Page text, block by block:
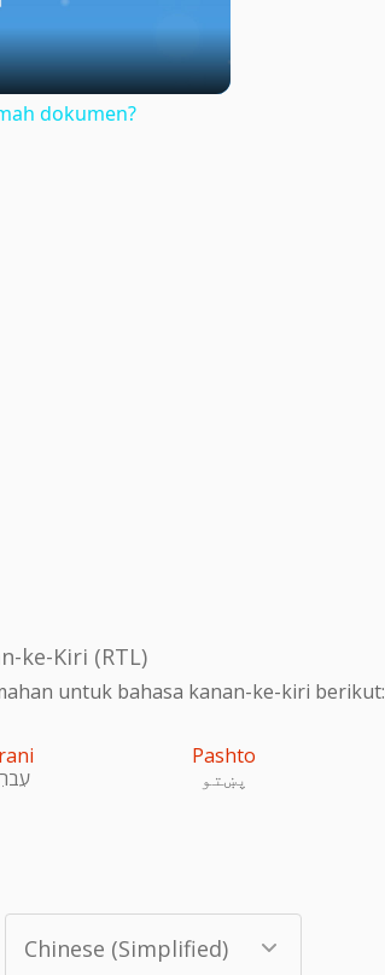
dokumen?
ke-Kiri (RTL)
untuk bahasa kanan-ke-kiri berikut:
Pashto
پښتو